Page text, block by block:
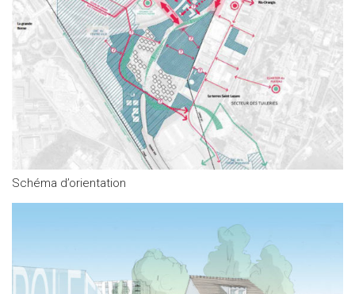
Schéma d’orientation